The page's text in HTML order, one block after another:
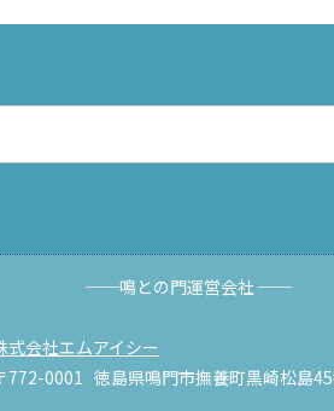
──鳴との門運営会社 ──
式会社エムアイシー
772-0001 徳島県鳴門市撫養町黒崎松島